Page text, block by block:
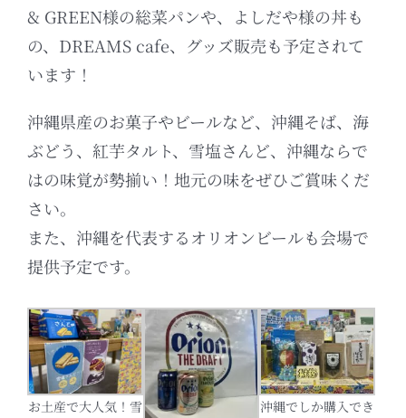
& GREEN様の総菜パンや、よしだや様の丼も
の、DREAMS cafe、グッズ販売も予定されて
います！
沖縄県産のお菓子やビールなど、沖縄そば、海
ぶどう、紅芋タルト、雪塩さんど、沖縄ならで
はの味覚が勢揃い！地元の味をぜひご賞味くだ
さい。
また、沖縄を代表するオリオンビールも会場で
提供予定です。
お土産で大人気！雪
沖縄でしか購入でき